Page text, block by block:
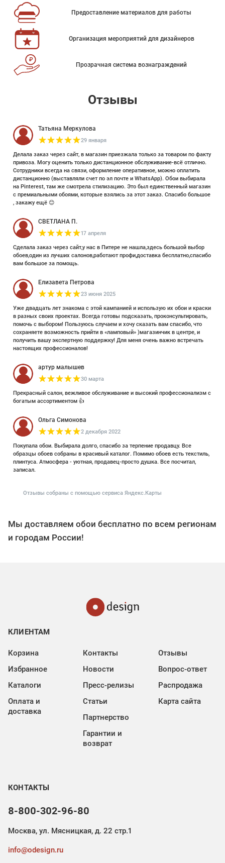
Предоставление материалов для работы
Организация мероприятий для дизайнеров
Прозрачная система вознаграждений
Отзывы
Татьяна Меркулова
29 января
Делала заказ через сайт, в магазин приезжала только за товаром по факту
привоза. Могу оценить только дистанционное обслуживание-всё отлично.
Сотрудники всегда на связи, оформление оперативное, можно оплатить
дистанционно (выставляли счет по эл почте и WhatsApp). Обои выбирала
на Pinterest, там же смотрела стилизацию. Это был единственный магазин
с премиальными обоями, которые взялись за этот заказ. Спасибо большое
, закажу ещё 😊
СВЕТЛАНА П.
17 апреля
Сделала заказ через сайт,у нас в Питере не нашла,здесь большой выбор
обоев,один из лучших салонов,работают профи,доставка бесплатно,спасибо
вам большое за помощь.
Елизавета Петрова
23 июня 2025
Уже двадцать лет знакома с этой кампанией и использую их обои и краски
в разных своих проектах. Всегда готовы подсказать, проконсультировать,
помочь с выбором! Пользуюсь случаем и хочу сказать вам спасибо, что
сохраняете возможность прийти в «ламповый» )магазинчик в центре, и
получить вашу экспертную поддержку! Для меня очень важно встречать
настоящих профессионалов!
артур малышев
30 марта
Прекрасный салон, вежливое обслуживание и высокий профессионализм с
богатым ассортиментом 👍
Ольга Симонова
2 декабря 2022
Покупала обои. Выбирала долго, спасибо за терпение продавцу. Все
образцы обоев собраны в красивый каталог. Помимо обоев есть текстиль,
плинтуса. Атмосфера - уютная, продавец-просто душка. Все посчитал,
записал.
Отзывы собраны с помощью сервиса Яндекс.Карты
Мы доставляем обои бесплатно по всем регионам
и городам России!
КЛИЕНТАМ
Корзина
Избранное
Каталоги
Оплата и
доставка
Контакты
Новости
Пресс-релизы
Статьи
Партнерство
Гарантии и
возврат
Отзывы
Вопрос-ответ
Распродажа
Карта сайта
КОНТАКТЫ
8-800-302-96-80
Москва, ул. Мясницкая, д. 22 стр.1
info@odesign.ru